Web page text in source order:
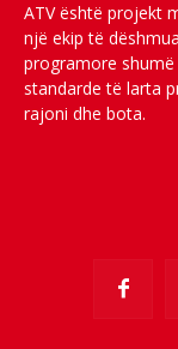
ATV është projekt
një ekip të
programore
standarde të larta
rajoni dhe bota.